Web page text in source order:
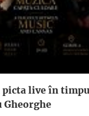
picta live în
Gheorghe